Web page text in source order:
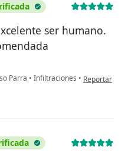
ser humano.
Parra • Infiltraciones • en opinión
Reportar